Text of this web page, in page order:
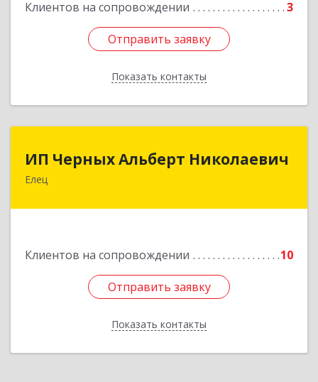
Клиентов на сопровождении 3
Отправить заявку
Показать контакты
Отправить заявку
Назад
ИП Черных Альберт Николаевич
Елец
Клиентов на сопровождении 10
Отправить заявку
Показать контакты
ИП Черных Альберт Николаевич
399771, Липецкая обл, Елец г, Н.Гусевой ул, 56А
Отправить заявку
Назад